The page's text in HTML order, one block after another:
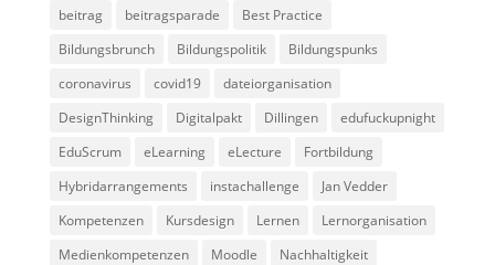
beitrag
beitragsparade
Best Practice
Bildungsbrunch
Bildungspolitik
Bildungspunks
coronavirus
covid19
dateiorganisation
DesignThinking
Digitalpakt Dillingen
edufuckupnight
EduScrum
eLearning eLecture
Fortbildung
Hybridarrangements
instachallenge
Jan Vedder
Kompetenzen
Kursdesign Lernen
Lernorganisation
Medienkompetenzen
Moodle
Nachhaltigkeit